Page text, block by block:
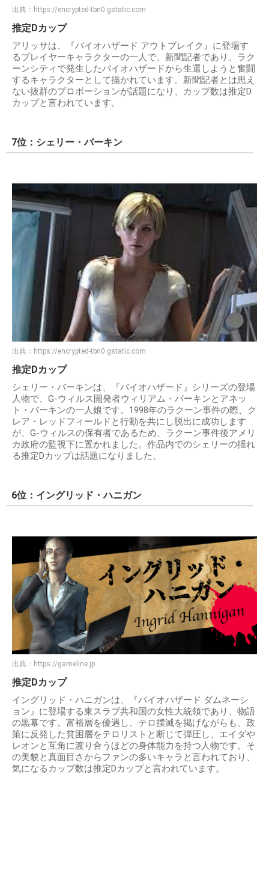
出典： https://encrypted-tbn0.gstatic.com
推定Dカップ
アリッサは、『バイオハザード アウトブレイク』に登場す
るプレイヤーキャラクターの一人で、新聞記者であり、ラク
ーンシティで発生したバイオハザードから生還しようと奮闘
するキャラクターとして描かれています。 新聞記者とは思え
ない抜群のプロポーションが話題になり、カップ数は推定D
カップと言われています。
7位：シェリー・バーキン
出典： https://encrypted-tbn0.gstatic.com
推定Dカップ
シェリー・バーキンは、『バイオハザード』シリーズの登場
人物で、G-ウィルス開発者ウィリアム・バーキンとアネッ
ト・バーキンの一人娘です。1998年のラクーン事件の際、ク
レア・レッドフィールドと行動を共にし脱出に成功します
が、G-ウィルスの保有者であるため、ラクーン事件後アメリ
カ政府の監視下に置かれました。作品内でのシェリーの揺れ
る推定Dカップは話題になりました。
6位：イングリッド・ハニガン
出典： https://gameline.jp
推定Dカップ
イングリッド・ハニガンは、『バイオハザード ダムネーシ
ョン』に登場する東スラブ共和国の女性大統領であり、物語
の黒幕です。富裕層を優遇し、テロ撲滅を掲げながらも、政
策に反発した貧困層をテロリストと断じて弾圧し、エイダや
レオンと互角に渡り合うほどの身体能力を持つ人物です。そ
の美貌と真面目さからファンの多いキャラと言われており、
気になるカップ数は推定Dカップと言われています。